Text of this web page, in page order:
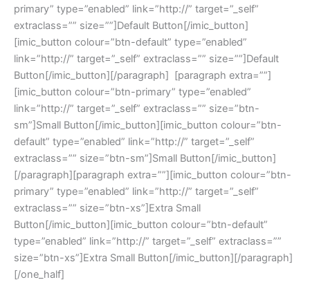
primary” type=”enabled” link=”http://” target=”_self”
extraclass=”” size=””]Default Button[/imic_button]
[imic_button colour=”btn-default” type=”enabled”
link=”http://” target=”_self” extraclass=”” size=””]Default
Button[/imic_button][/paragraph] [paragraph extra=””]
[imic_button colour=”btn-primary” type=”enabled”
link=”http://” target=”_self” extraclass=”” size=”btn-
sm”]Small Button[/imic_button][imic_button colour=”btn-
default” type=”enabled” link=”http://” target=”_self”
extraclass=”” size=”btn-sm”]Small Button[/imic_button]
[/paragraph][paragraph extra=””][imic_button colour=”btn-
primary” type=”enabled” link=”http://” target=”_self”
extraclass=”” size=”btn-xs”]Extra Small
Button[/imic_button][imic_button colour=”btn-default”
type=”enabled” link=”http://” target=”_self” extraclass=””
size=”btn-xs”]Extra Small Button[/imic_button][/paragraph]
[/one_half]